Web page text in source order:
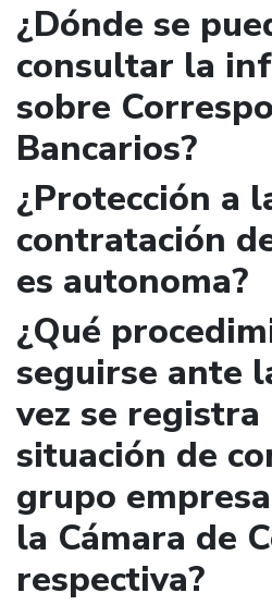
¿Dónde se
consultar la
sobre
Bancarios?
¿Protección a
contratación
es autonoma?
¿Qué
seguirse ante
vez se registra
situación de
grupo
la Cámara de
respectiva?